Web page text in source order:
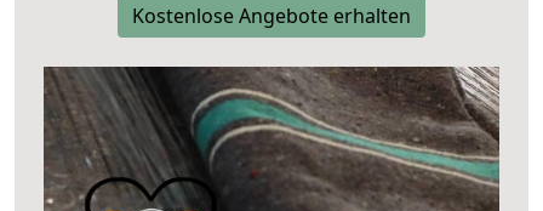
Kostenlose Angebote erhalten